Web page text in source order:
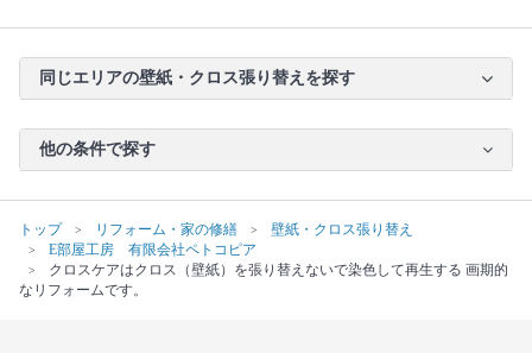
同じエリアの壁紙・クロス張り替えを探す
他の条件で探す
トップ リフォーム・家の修繕
壁紙・クロス張り替え
E部屋工房 有限会社ペトコピア
クロスケアはクロス（壁紙）を張り替えないで染色して再生する 画期的
なリフォームです。